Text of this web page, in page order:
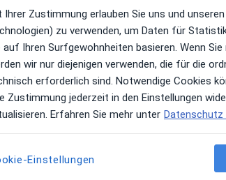
Maps
Ihrer Zustimmung erlauben Sie uns und
zu verwenden, um Daten für
auf Ihren Surfgewohnheiten basieren. Wenn
wir nur diejenigen verwenden, die für die
erforderlich sind. Notwendige Cookies
Zustimmung jederzeit in den Einstellungen
Erfahren Sie mehr unter Datenschutz
Einstellungen